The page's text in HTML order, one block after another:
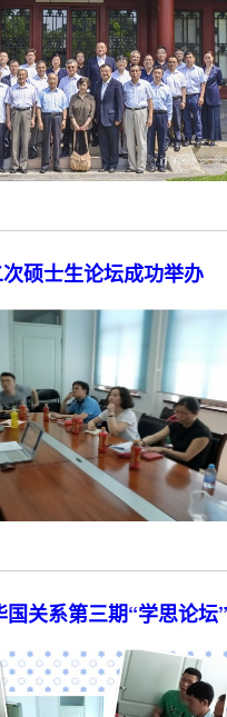
硕士生论坛成功举办
关系第三期“学思论坛